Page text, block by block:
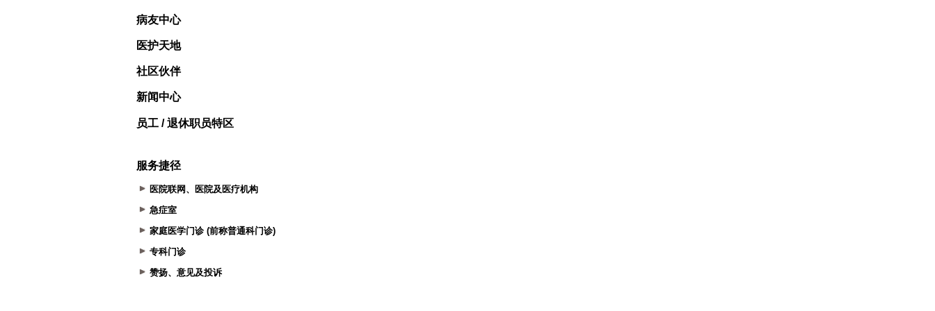
病友中心
医护天地
社区伙伴
新闻中心
员工 / 退休职员特区
服务捷径
医院联网、医院及医疗机构
急症室
家庭医学门诊 (前称普通科门诊)
专科门诊
赞扬、意见及投诉